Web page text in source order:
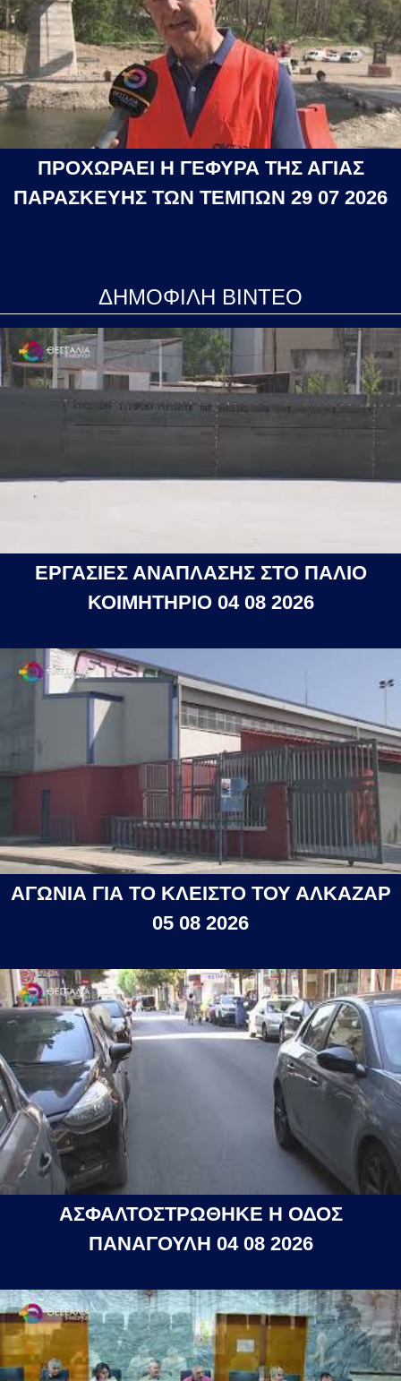
ΠΡΟΧΩΡΑΕΙ Η ΓΕΦΥΡΑ ΤΗΣ ΑΓΙΑΣ
ΠΑΡΑΣΚΕΥΗΣ ΤΩΝ ΤΕΜΠΩΝ 29 07 2026
ΔΗΜΟΦΙΛΗ ΒΙΝΤΕΟ
ΕΡΓΑΣΙΕΣ ΑΝΑΠΛΑΣΗΣ ΣΤΟ ΠΑΛΙΟ
ΚΟΙΜΗΤΗΡΙΟ 04 08 2026
ΑΓΩΝΙΑ ΓΙΑ ΤΟ ΚΛΕΙΣΤΟ ΤΟΥ ΑΛΚΑΖΑΡ
05 08 2026
ΑΣΦΑΛΤΟΣΤΡΩΘΗΚΕ Η ΟΔΟΣ
ΠΑΝΑΓΟΥΛΗ 04 08 2026